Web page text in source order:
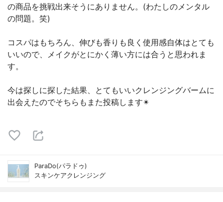
の商品を挑戦出来そうにありません。(わたしのメンタル
の問題。笑)
コスパはもちろん、伸びも香りも良く使用感自体はとても
いいので、メイクがとにかく薄い方には合うと思われま
す。
今は探しに探した結果、とてもいいクレンジングバームに
出会えたのでそちらもまた投稿します✴︎
ParaDo(パラドゥ)
スキンケアクレンジング